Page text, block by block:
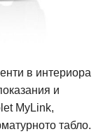
в интериора
и
MyLink,
табло.